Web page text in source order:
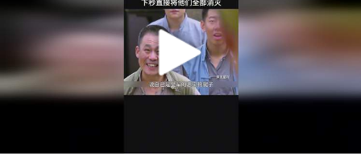
维持强台风级！白海豚直奔华东沿海
印度暴发金迪普拉病毒
41岁女子为鼓励女儿考上985研究生
Play